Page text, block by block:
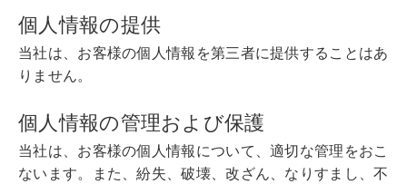
個人情報の提供
当社は、お客様の個人情報を第三者に提供することはあ
りません。
個人情報の管理および保護
当社は、お客様の個人情報について、適切な管理をおこ
ないます。また、紛失、破壊、改ざん、なりすまし、不